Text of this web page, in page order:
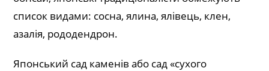
список видами: сосна, ялина, ялівець, клен,
азалія, рододендрон.
Японський сад каменів або сад «сухого